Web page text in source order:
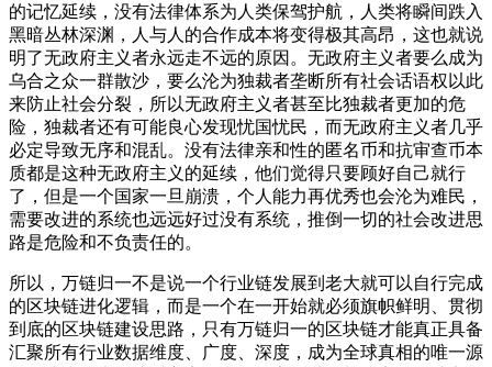
的记忆延续，没有法律体系为人类保驾护航，人类将瞬间跌入
黑暗丛林深渊，人与人的合作成本将变得极其高昂，这也就说
明了无政府主义者永远走不远的原因。无政府主义者要么成为
乌合之众一群散沙，要么沦为独裁者垄断所有社会话语权以此
来防止社会分裂，所以无政府主义者甚至比独裁者更加的危
险，独裁者还有可能良心发现忧国忧民，而无政府主义者几乎
必定导致无序和混乱。没有法律亲和性的匿名币和抗审查币本
质都是这种无政府主义的延续，他们觉得只要顾好自己就行
了，但是一个国家一旦崩溃，个人能力再优秀也会沦为难民，
需要改进的系统也远远好过没有系统，推倒一切的社会改进思
路是危险和不负责任的。
所以，万链归一不是说一个行业链发展到老大就可以自行完成
的区块链进化逻辑，而是一个在一开始就必须旗帜鲜明、贯彻
到底的区块链建设思路，只有万链归一的区块链才能真正具备
汇聚所有行业数据维度、广度、深度，成为全球真相的唯一源